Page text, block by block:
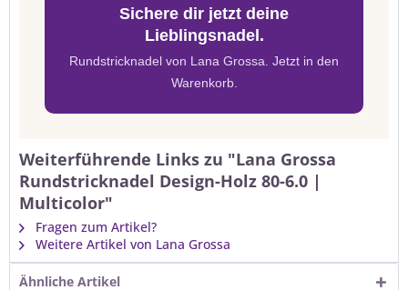
Sichere dir jetzt deine
Lieblingsnadel.
Rundstricknadel von Lana Grossa. Jetzt in den
Warenkorb.
Weiterführende Links zu "Lana Grossa
Rundstricknadel Design-Holz 80-6.0 |
Multicolor"
Fragen zum Artikel?
Weitere Artikel von Lana Grossa
Ähnliche Artikel